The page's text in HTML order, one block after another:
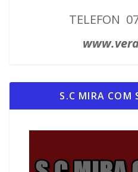
TELEFON
S.C MIRA COM